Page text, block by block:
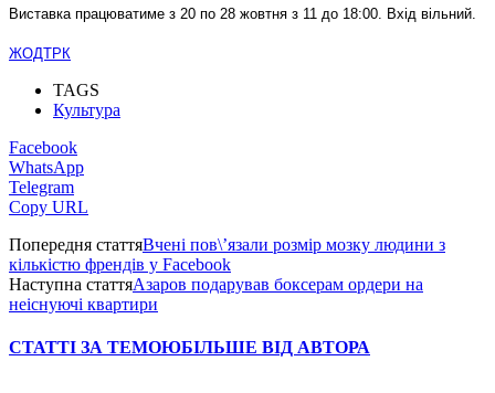
Виставка працюватиме з 20 по 28 жовтня з 11 до 18:00. Вхід вільний.
ЖОДТРК
TAGS
Культура
Facebook
WhatsApp
Telegram
Copy URL
Попередня статтяВчені пов\’язали розмір мозку людини з
кількістю френдів у Facebook
Наступна статтяАзаров подарував боксерам ордери на
неіснуючі квартири
СТАТТІ ЗА ТЕМОЮБІЛЬШЕ ВІД АВТОРА